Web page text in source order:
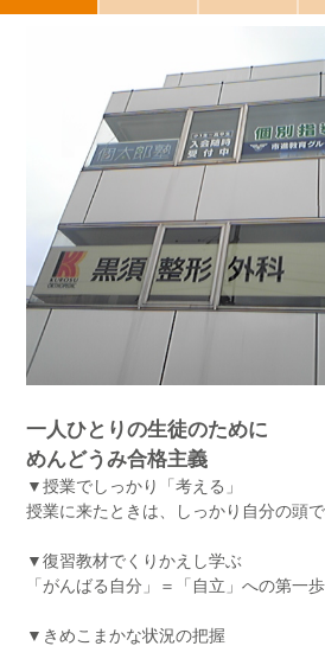
一人ひとりの生徒のために
めんどうみ合格主義
▼授業でしっかり「考える」
授業に来たときは、しっかり自分の頭
▼復習教材でくりかえし学ぶ
「がんばる自分」＝「自立」への第一歩
▼きめこまかな状況の把握